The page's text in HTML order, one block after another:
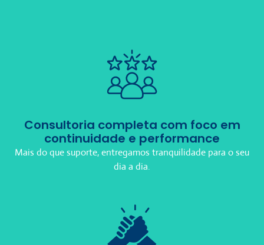
Consultoria completa com foco em
continuidade e performance
Mais do que suporte, entregamos tranquilidade para o seu
dia a dia.